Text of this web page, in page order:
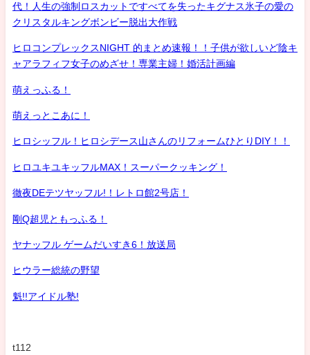
代！人生の強制ロスカットですべてを失ったキグナス氷子の愛の
クリスタルキングボンビー脱出大作戦
ヒロコンプレックスNIGHT 的まとめ速報！！子供が欲しいど陰キ
ャアラフィフ女子のめざせ！専業主婦！婚活計画編
萌えっふる！
萌えっとこあに！
ヒロシッフル！ヒロシデース山さんのリフォームひとりDIY！！
ヒロユキユキッフルMAX！スーパークッキング！
徹夜DEテツヤッフル!！レトロ館2号店！
剛Q超児ともっふる！
ヤナッフル ゲームだいすき6！放送局
ヒウラー総統の野望
魁!!アイドル塾!
t112